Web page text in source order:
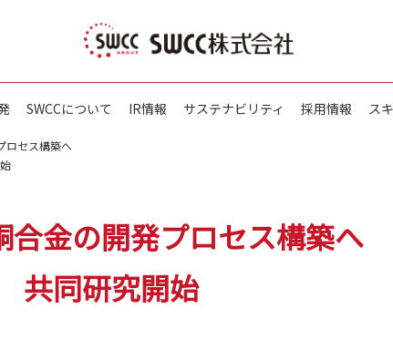
SWCCについて IR情報 サステナビリティ 採用情報 ス
ロセス構築へ
合金の開発プロセス構築へ
共同研究開始